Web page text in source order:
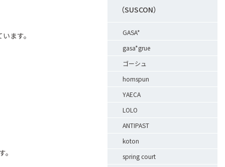
ます。
（SUSCON）
GASA*
gasa*grue
ゴーシュ
homspun
YAECA
LOLO
ANTIPAST
koton
spring court